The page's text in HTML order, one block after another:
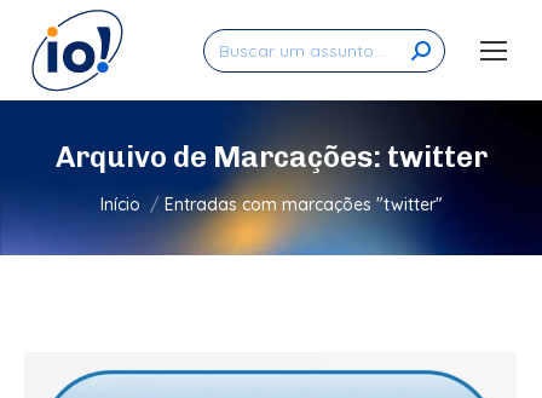
Search:
Arquivo de Marcações: twitter
Você está aqui:
Início Entradas com marcações "twitter"